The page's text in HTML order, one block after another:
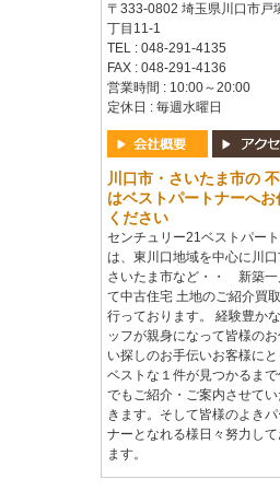
〒333-0802 埼玉県川口市戸
丁目11-1
TEL : 048-291-4135
FAX : 048-291-4136
営業時間 : 10:00～20:00
定休日 : 毎週水曜日
川口市・さいたま市の
はベストパートナーへお
ください
センチュリー21ベストパー
は、東川口地域を中心に川口
さいたま市など・・ 新築一
て中古住宅 土地のご紹介買
行っております。 経験豊か
ッフが親身になって皆様のお
い探しのお手伝いお客様にと
ベストな１件が見つかるま
でもご紹介・ご案内させて
きます。そして皆様のよきパ
ナーとなれる様日々努力して
ます。